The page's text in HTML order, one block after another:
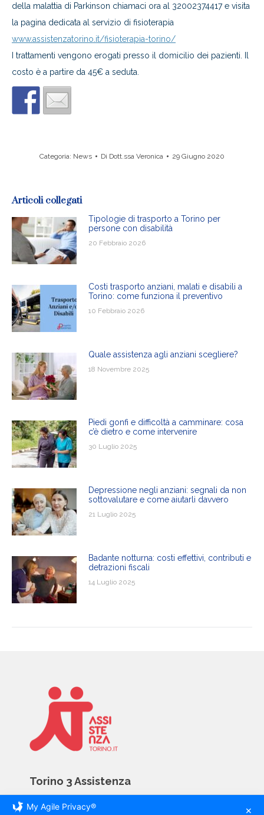
della malattia di Parkinson chiamaci ora al 32002374417 e visita
la pagina dedicata al servizio di fisioterapia
www.assistenzatorino.it/fisioterapia-torino/
I trattamenti vengono erogati presso il domicilio dei pazienti. Il
costo è a partire da 45€ a seduta.
Categoria: News Di Dott.ssa Veronica 29 Giugno 2020
Articoli collegati
Tipologie di trasporto a Torino per
persone con disabilità
20 Febbraio 2026
Costi trasporto anziani, malati e disabili a
Torino: come funziona il preventivo
10 Febbraio 2026
Quale assistenza agli anziani scegliere?
18 Novembre 2025
Piedi gonfi e difficoltà a camminare: cosa
c’è dietro e come intervenire
30 Luglio 2025
Depressione negli anziani: segnali da non
sottovalutare e come aiutarli davvero
21 Luglio 2025
Badante notturna: costi effettivi, contributi e
detrazioni fiscali
14 Luglio 2025
Torino 3 Assistenza
Via Giovanni Servais 81D
My Agile Privacy® ✕